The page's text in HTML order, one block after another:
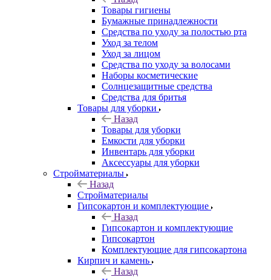
Товары гигиены
Бумажные принадлежности
Средства по уходу за полостью рта
Уход за телом
Уход за лицом
Средства по уходу за волосами
Наборы косметические
Солнцезащитные средства
Средства для бритья
Товары для уборки
Назад
Товары для уборки
Емкости для уборки
Инвентарь для уборки
Аксессуары для уборки
Стройматериалы
Назад
Стройматериалы
Гипсокартон и комплектующие
Назад
Гипсокартон и комплектующие
Гипсокартон
Комплектующие для гипсокартона
Кирпич и камень
Назад